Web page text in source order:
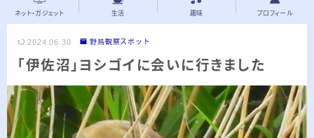
「浅羽ビオトープ」で野鳥観察 ～2026年
2026.03.30
ネット・ガジェット 生活 趣味 プロフィール
2024.06.30 野鳥観察スポット
「伊佐沼」ヨシゴイに会いに行きました